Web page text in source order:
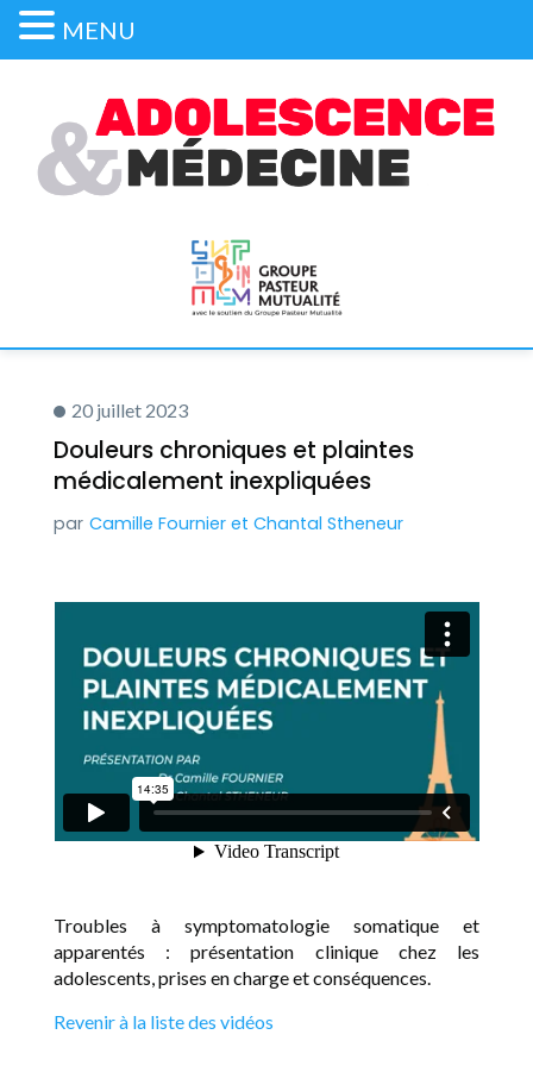
20 juillet 2023
Douleurs chroniques et plaintes
médicalement inexpliquées
Camille Fournier et Chantal Stheneur
Troubles à symptomatologie somatique et
apparentés : présentation clinique chez les
adolescents, prises en charge et conséquences.
Revenir à la liste des vidéos
MENU